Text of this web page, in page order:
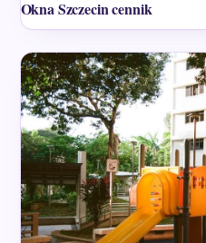
Okna Szczecin cennik